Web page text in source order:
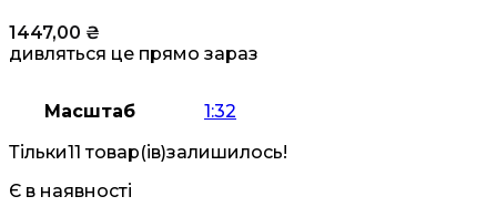
1447,00 ₴
дивляться це прямо зараз
Масштаб
1:32
Тільки11 товар(ів)залишилось!
Є в наявності